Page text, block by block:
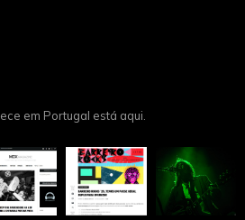
em Portugal está aqui.